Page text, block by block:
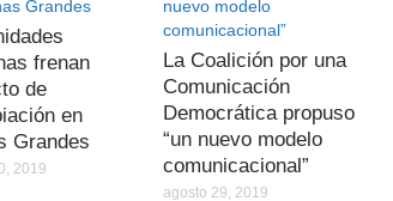
frenan
de
en
Grandes
2019
La Coalición por una
Comunicación
Democrática propuso
“un nuevo modelo
comunicacional”
agosto 29, 2019